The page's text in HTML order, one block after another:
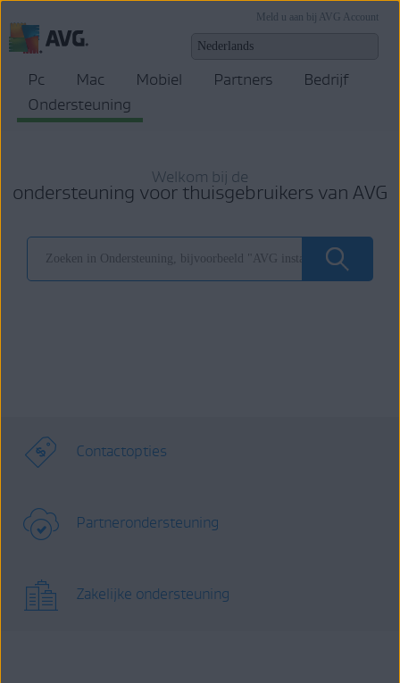
Meld u aan bij AVG Account
Pc Mac Mobiel Partners
Bedrijf
Ondersteuning
Welkom bij de
ondersteuning voor thuisgebruikers van AVG
Contactopties
Partnerondersteuning
Zakelijke ondersteuning